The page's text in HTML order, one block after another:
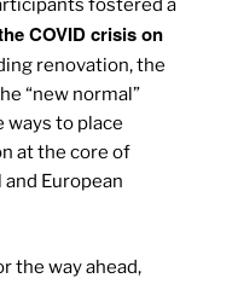
fostered a
COVID crisis on
renovation, the
“new normal”
ways to place
at the core of
European
the way ahead,